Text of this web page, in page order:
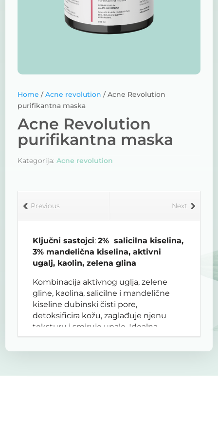
Home /Acne revolution / Acne Revolution
purifikantna maska
Acne Revolution
purifikantna maska
Kategorija:Acne revolution
Next
Previous
Ključni sastojci:2% salicilna kiselina,
3% mandelična kiselina, aktivni
ugalj, kaolin, zelena glina
Kombinacija aktivnog uglja, zelene
gline, kaolina, salicilne i mandelične
kiseline dubinski čisti pore,
detoksificira kožu, zaglađuje njenu
teksturu i smiruje upale. Idealna
maska kao sastavni dio tretmana